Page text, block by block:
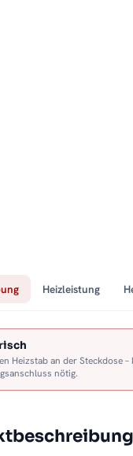
Heizleistung
Heizstab an der Steckdose –
nötig.